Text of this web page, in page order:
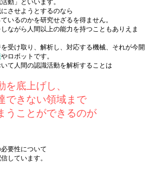
動」といいます。
させようとするのなら
いるのかを研究せざるを得ません。
ながら人間以上の能力を持つこともありえま
受け取り、解析し、対応する機械、それが今開
やロボットです。
て人間の認識活動を解析することは
を底上げし、
できない領域まで
うことができるのが
要性について
しています。